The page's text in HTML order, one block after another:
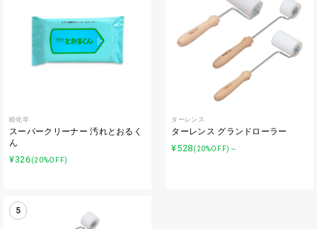
睦化学
スーパークリーナー 汚れとおるく
ん
¥326(20%OFF)
ターレンス
ターレンス グランドローラー
¥528(20%OFF)～
5